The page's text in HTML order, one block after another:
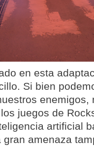
en esta
Si bien
enemigos,
juegos de
artificial
amenaza